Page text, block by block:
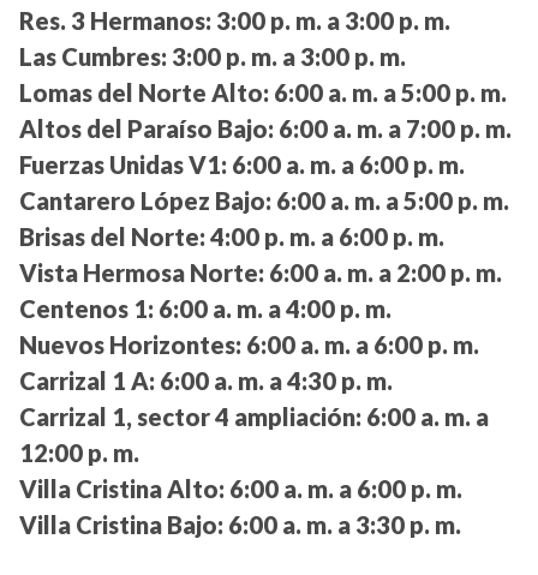
Res. 3 Hermanos: 3:00 p. m. a 3:00 p. m.
Las Cumbres: 3:00 p. m. a 3:00 p. m.
Lomas del Norte Alto: 6:00 a. m. a 5:00 p. m.
Altos del Paraíso Bajo: 6:00 a. m. a 7:00 p. m.
Fuerzas Unidas V1: 6:00 a. m. a 6:00 p. m.
Cantarero López Bajo: 6:00 a. m. a 5:00 p. m.
Brisas del Norte: 4:00 p. m. a 6:00 p. m.
Vista Hermosa Norte: 6:00 a. m. a 2:00 p. m.
Centenos 1: 6:00 a. m. a 4:00 p. m.
Nuevos Horizontes: 6:00 a. m. a 6:00 p. m.
Carrizal 1 A: 6:00 a. m. a 4:30 p. m.
Carrizal 1, sector 4 ampliación: 6:00 a. m. a
12:00 p. m.
Villa Cristina Alto: 6:00 a. m. a 6:00 p. m.
Villa Cristina Bajo: 6:00 a. m. a 3:30 p. m.